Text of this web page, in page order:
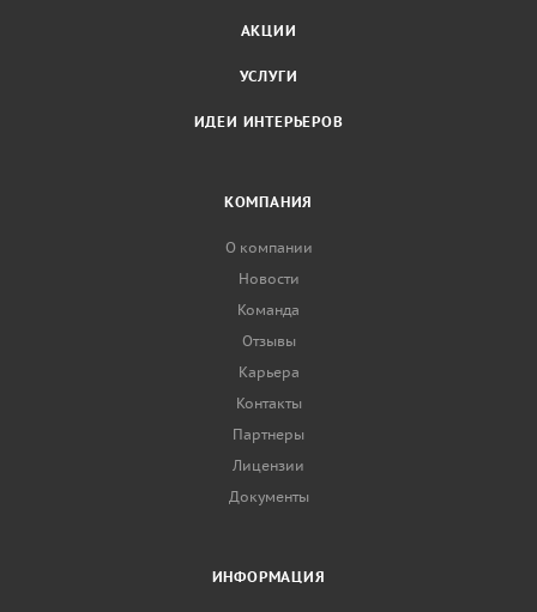
АКЦИИ
УСЛУГИ
ИДЕИ ИНТЕРЬЕРОВ
КОМПАНИЯ
О компании
Новости
Команда
Отзывы
Карьера
Контакты
Партнеры
Лицензии
Документы
ИНФОРМАЦИЯ